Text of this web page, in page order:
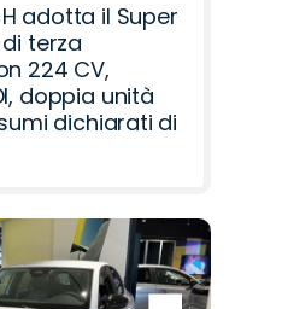
adotta il Super
terza
224 CV,
doppia unità
dichiarati di